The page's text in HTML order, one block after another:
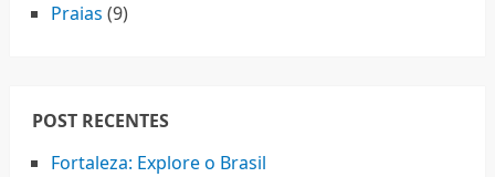
Praias (9)
POST RECENTES
Fortaleza: Explore o Brasil